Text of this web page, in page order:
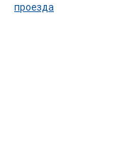
проезда